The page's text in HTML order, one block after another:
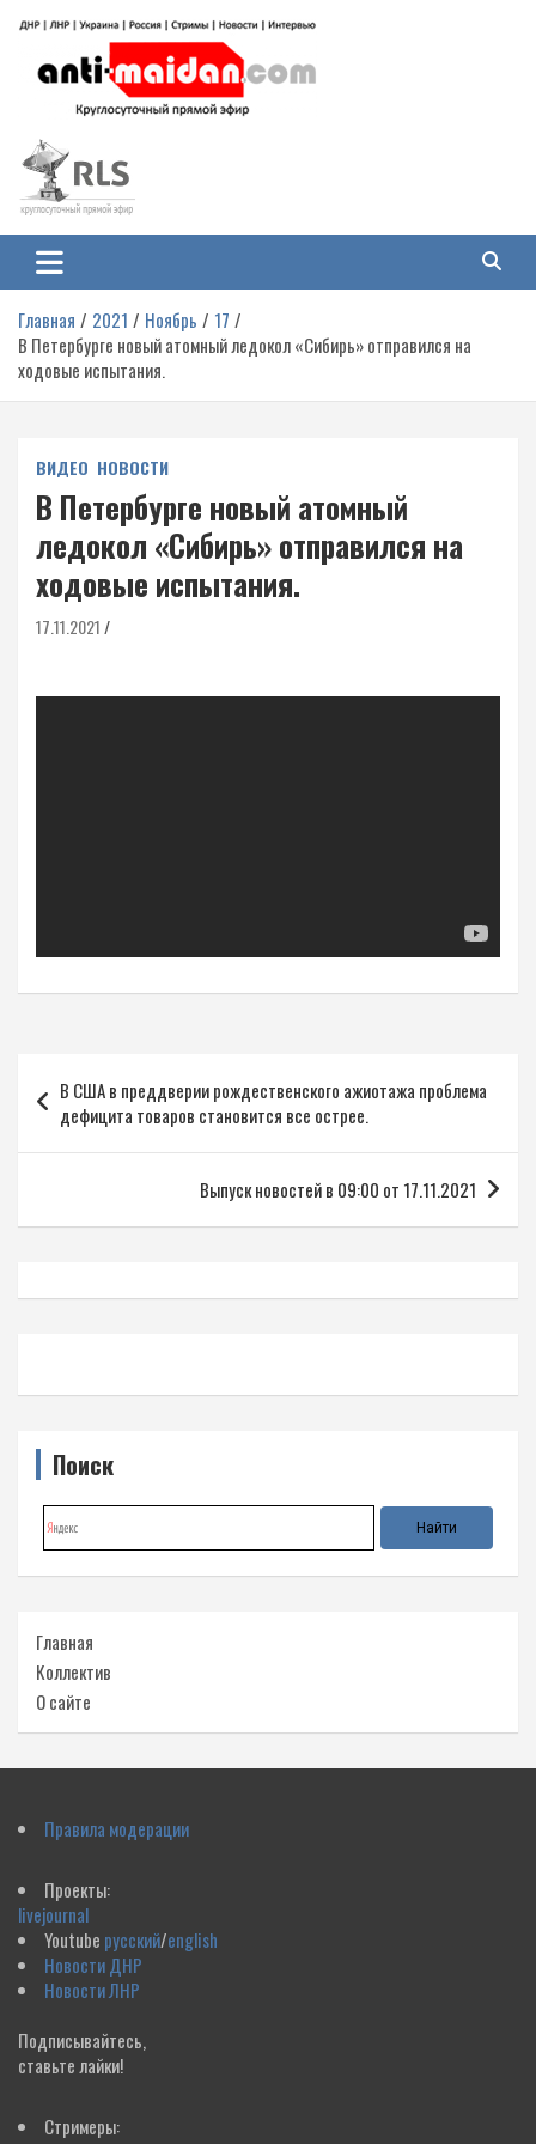
содержимому
Антимайдан: Гражданская война
на Украине
гражданской войне на Украине, включая события в Новороссии, ДНР,
ЛНР и других регионах.
Главная 2021 Ноябрь
17
В Петербурге новый атомный ледокол «Сибирь» отправился на
ходовые испытания.
ВИДЕО НОВОСТИ
В Петербурге новый атомный
ледокол «Сибирь» отправился на
ходовые испытания.
17.11.2021
по
записям
В США в преддверии рождественского ажиотажа проблема
дефицита товаров становится все острее.
Выпуск новостей в 09:00 от 17.11.2021
Поиск
Главная
Коллектив
О сайте
Правила модерации
Проекты:
livejournal
Youtube русский/english
Новости ДНР
Новости ЛНР
Подписывайтесь,
ставьте лайки!
Стримеры: